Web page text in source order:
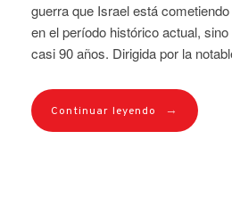
guerra que Israel está
en el período histórico actual,
casi 90 años. Dirigida por la
Continuar leyendo →